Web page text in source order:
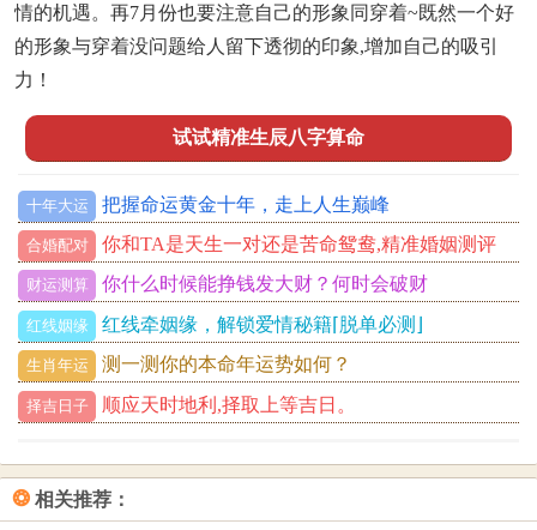
情的机遇。再7月份也要注意自己的形象同穿着~既然一个好
的形象与穿着没问题给人留下透彻的印象,增加自己的吸引
力！
试试精准生辰八字算命
十年大运 把握命运黄金十年，走上人生巅峰
合婚配对 你和TA是天生一对还是苦命鸳鸯,精准婚姻测评
财运测算 你什么时候能挣钱发大财？何时会破财
红线姻缘 红线牵姻缘，解锁爱情秘籍⌈脱单必测⌋
生肖年运 测一测你的本命年运势如何？
择吉日子 顺应天时地利,择取上等吉日。
❂ 相关推荐：